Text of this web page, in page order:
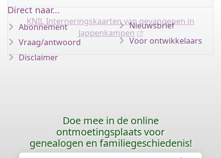
KNIL Interneringskaarten van gevangenen in
Jappenkampen
Direct naar...
Abonnement
Vraag/antwoord
Disclaimer
Nieuwsbrief
Voor ontwikkelaars
Doe mee in de online
ontmoetingsplaats voor
genealogen en familiegeschiedenis!